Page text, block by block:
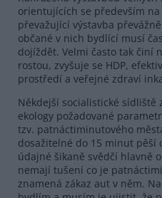
orientujících se především na
převažující výstavba
občané v nich bydlící musí
dojíždět. Velmi často tak činí
rostou, zvyšuje se HDP,
prostředí a veřejné zdraví
Někdejší socialistické sídliště
ekology požadované
tzv. patnáctiminutového
dosažitelné do 15 minut pěší
údajné šikaně svědčí hlavně
nemají tušení co je
znamená zákaz aut v něm.